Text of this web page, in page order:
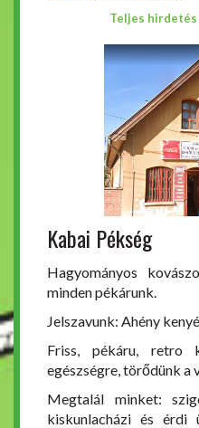
Teljes
Kabai Pékség
Hagyományos
minden pékárunk.
Jelszavunk: Ahény
Friss, pékáru, retro
egészségre, törődünk a
Megtalál minket:
kiskunlacházi és érdi